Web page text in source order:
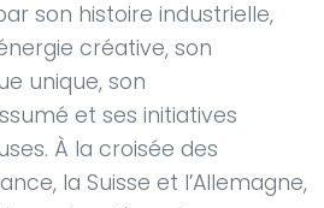
son histoire industrielle,
créative, son
unique, son
et ses initiatives
À la croisée des
la Suisse et l’Allemagne,